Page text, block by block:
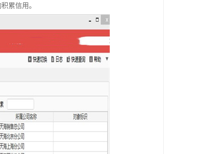
累信用。